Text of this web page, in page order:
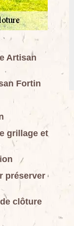
Artisan
Fortin
grillage et
préserver
clôture